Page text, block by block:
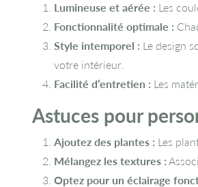
Lumineuse et aérée : Les
Fonctionnalité optimale :
Style intemporel : Le design
votre intérieur.
Facilité d’entretien : Les
Astuces pour
Ajoutez des plantes : Les
Mélangez les textures :
Optez pour un éclairage